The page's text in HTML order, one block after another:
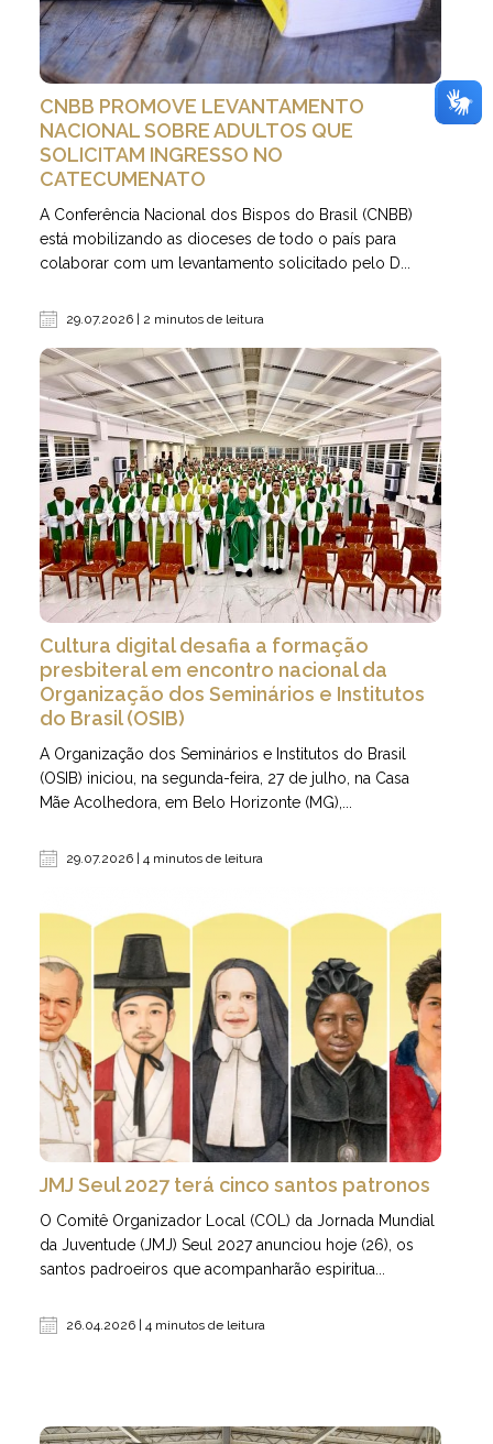
CNBB PROMOVE LEVANTAMENTO
NACIONAL SOBRE ADULTOS QUE
SOLICITAM INGRESSO NO
CATECUMENATO
A Conferência Nacional dos Bispos do Brasil (CNBB)
está mobilizando as dioceses de todo o país para
colaborar com um levantamento solicitado pelo D...
29.07.2026 | 2 minutos de leitura
Cultura digital desafia a formação
presbiteral em encontro nacional da
Organização dos Seminários e Institutos
do Brasil (OSIB)
A Organização dos Seminários e Institutos do Brasil
(OSIB) iniciou, na segunda-feira, 27 de julho, na Casa
Mãe Acolhedora, em Belo Horizonte (MG),...
29.07.2026 | 4 minutos de leitura
JMJ Seul 2027 terá cinco santos patronos
O Comitê Organizador Local (COL) da Jornada Mundial
da Juventude (JMJ) Seul 2027 anunciou hoje (26), os
santos padroeiros que acompanharão espiritua...
26.04.2026 | 4 minutos de leitura